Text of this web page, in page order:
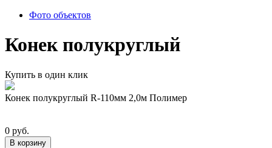
Фото объектов
Конек полукруглый
Купить в один клик
Конек полукруглый R-110мм 2,0м Полимер
0 руб.
В корзину